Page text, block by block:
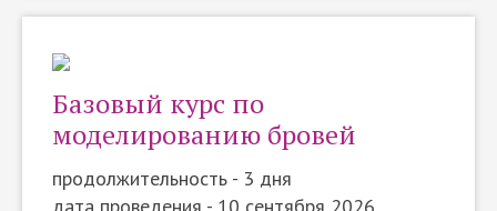
Базовый курс по
моделированию бровей
продолжительность - 3 дня
дата проведения - 10 сентября 2026